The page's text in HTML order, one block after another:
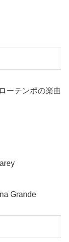
ーテンポの楽曲
Grande